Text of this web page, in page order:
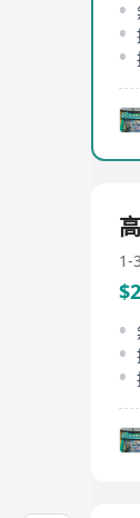
1-